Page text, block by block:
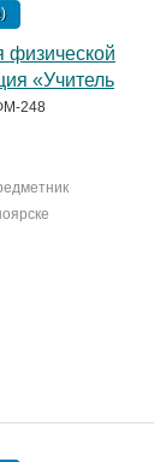
физической
«Учитель
248